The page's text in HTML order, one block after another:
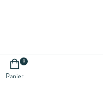
0
Panier